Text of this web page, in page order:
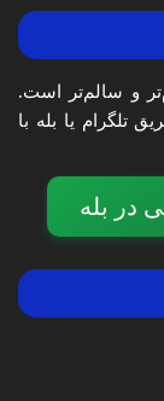
و سالم‌تر است.
تلگرام یا بله با
در بله